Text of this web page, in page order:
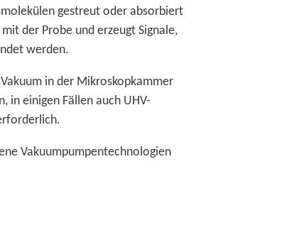
gestreut oder absorbiert
der Probe und erzeugt Signale,
werden.
in der Mikroskopkammer
in einigen Fällen auch UHV-
Vakuumpumpentechnologien